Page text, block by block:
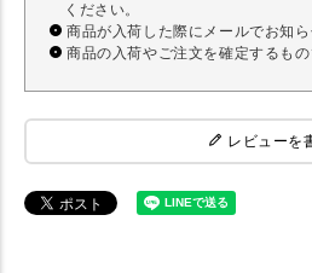
ください。
商品が入荷した際にメールでお知ら
商品の入荷やご注文を確定するもの
レビューを